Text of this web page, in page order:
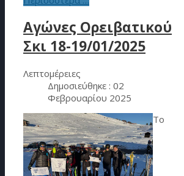
Αγώνες Ορειβατικού
Σκι 18-19/01/2025
Λεπτομέρειες
Δημοσιεύθηκε : 02
Φεβρουαρίου 2025
Το